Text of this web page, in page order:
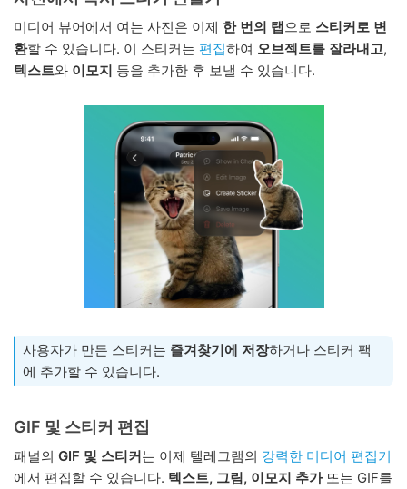
미디어 뷰어에서 여는 사진은 이제 한 번의 탭으로 스티커로 변
환할 수 있습니다. 이 스티커는 편집하여 오브젝트를 잘라내고,
텍스트와 이모지 등을 추가한 후 보낼 수 있습니다.
사용자가 만든 스티커는 즐겨찾기에 저장하거나 스티커 팩
에 추가할 수 있습니다.
GIF 및 스티커 편집
패널의 GIF 및 스티커는 이제 텔레그램의 강력한 미디어 편집기
에서 편집할 수 있습니다. 텍스트, 그림, 이모지 추가또는 GIF를